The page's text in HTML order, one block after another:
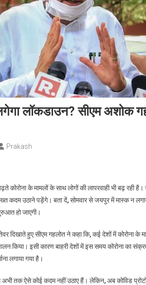
लॉकडाउन? सीएम
Prakash
कोरोना के मामलों के साथ लोगों की लापरवाही भी बढ़ रही
कदम उठाने पड़ेंगे। बता दें, सोमवार से जयपुर में मास्क न
हो जाएगी।
दिखाते हुए सीएम गहलोत ने कहा कि, कई देशों में कोरोना के
किया। इसी कारण बाहरी देशों में इस समय कोरोना
लगाया गया है।
तक ऐसे कोई कदम नहीं उठाए हैं। लेकिन, अब कोविड